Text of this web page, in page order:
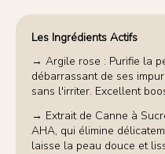
Les Ingrédients Actifs
→ Argile rose : Purifie la
débarrassant de ses
sans l'irriter. Excellent
→ Extrait de Canne à
AHA, qui élimine
laisse la peau douce et